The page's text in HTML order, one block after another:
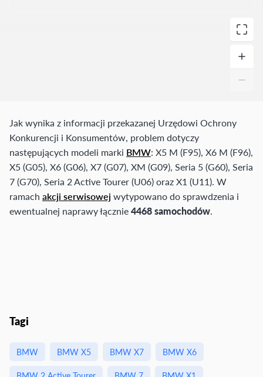
Jak wynika z informacji przekazanej Urzędowi Ochrony
Konkurencji i Konsumentów, problem dotyczy
następujących modeli marki BMW: X5 M (F95), X6 M (F96),
X5 (G05), X6 (G06), X7 (G07), XM (G09), Seria 5 (G60), Seria
7 (G70), Seria 2 Active Tourer (U06) oraz X1 (U11). W
ramach akcji serwisowej wytypowano do sprawdzenia i
ewentualnej naprawy łącznie4468 samochodów.
Tagi
BMW BMW X5 BMW X7
BMW X6